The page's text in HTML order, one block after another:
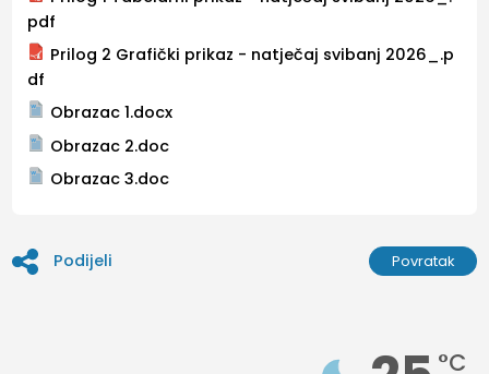
pdf
Prilog 2 Grafički prikaz - natječaj svibanj 2026_.p
df
Obrazac 1.docx
Obrazac 2.doc
Obrazac 3.doc
Podijeli Povratak
°C